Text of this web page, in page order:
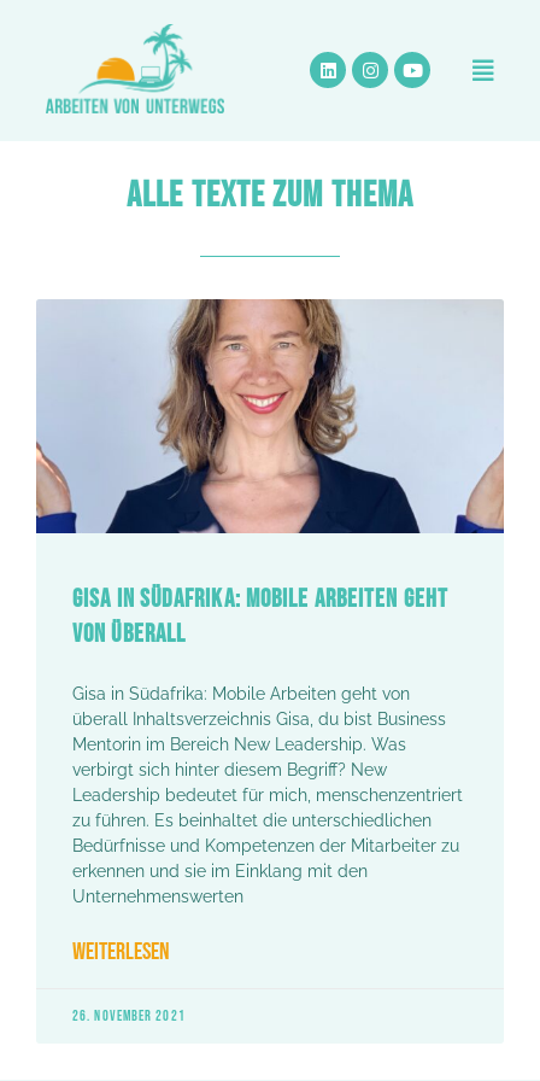
springen
ALLE TEXTE ZUM THEMA
GISA IN SÜDAFRIKA: MOBILE ARBEITEN GEHT
VON ÜBERALL
Gisa in Südafrika: Mobile Arbeiten geht von
überall Inhaltsverzeichnis Gisa, du bist Business
Mentorin im Bereich New Leadership. Was
verbirgt sich hinter diesem Begriff? New
Leadership bedeutet für mich, menschenzentriert
zu führen. Es beinhaltet die unterschiedlichen
Bedürfnisse und Kompetenzen der Mitarbeiter zu
erkennen und sie im Einklang mit den
Unternehmenswerten
WEITERLESEN
26. NOVEMBER 2021